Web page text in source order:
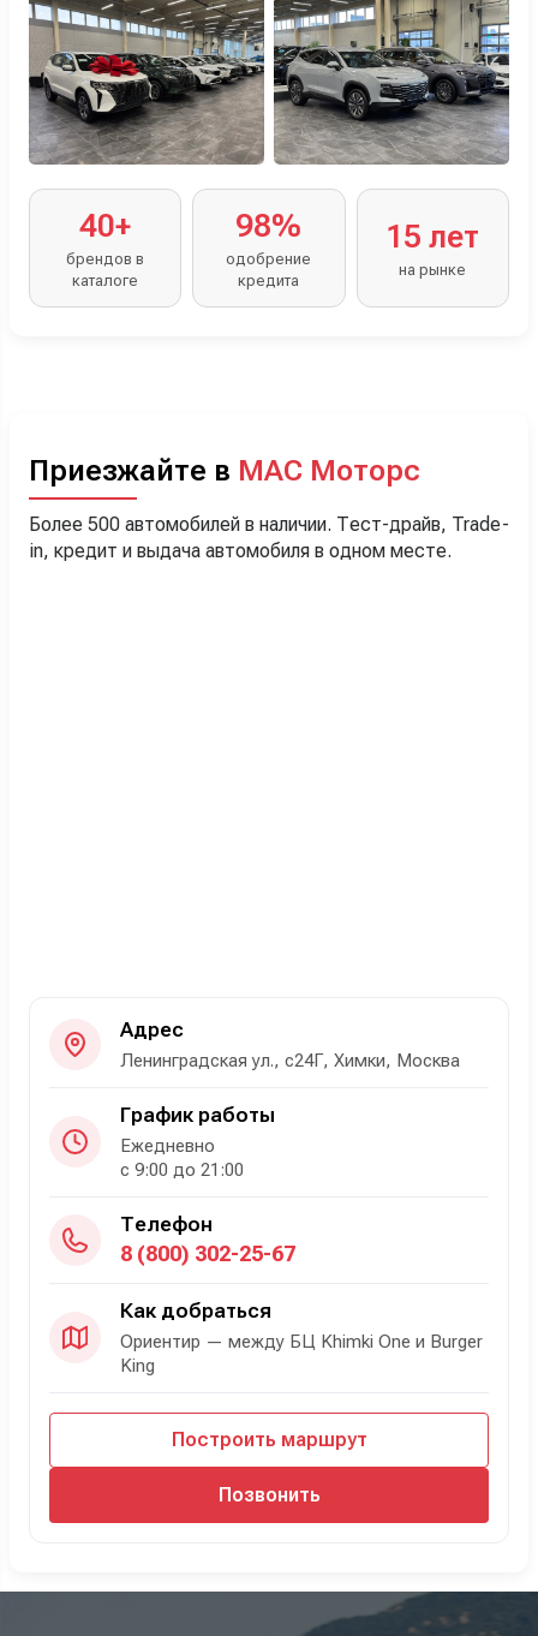
40+
брендов в
каталоге
98%
одобрение
кредита
15 лет
на рынке
Приезжайте в МАС Моторс
Более 500 автомобилей в наличии. Тест-драйв, Trade-
in, кредит и выдача автомобиля в одном месте.
Адрес
Ленинградская ул., с24Г, Химки, Москва
График работы
Ежедневно
с 9:00 до 21:00
Телефон
8 (800) 302-25-67
Как добраться
Ориентир — между БЦ Khimki One и Burger
King
Построить маршрут
Позвонить